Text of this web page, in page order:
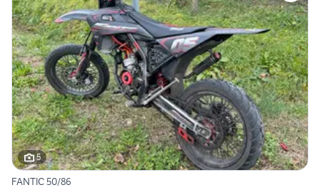
5
FANTIC 50/86